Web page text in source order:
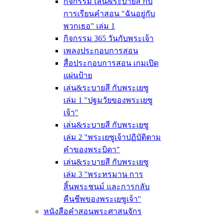
การเรียนคำสอน "ฉันอยู่กับ
พวกเธอ" เล่ม 1
กิจกรรม 365 วันกับพระเจ้า
เพลงประกอบการสอน
สื่อประกอบการสอน เกมเปิด
แผ่นป้าย
เล่น&ระบายสี กับพระเยซู
เล่ม 1 "ปฐมวัยของพระเยซู
เจ้า"
เล่น&ระบายสี กับพระเยซู
เล่ม 2 "พระเยซูเจ้าปฏิบัติตาม
คำของพระบิดา"
เล่น&ระบายสี กับพระเยซู
เล่ม 3 "พระทรมาน การ
สิ้นพระชนม์ และการกลับ
คืนชีพของพระเยซูเจ้า"
หนังสือคำสอนพระศาสนจักร